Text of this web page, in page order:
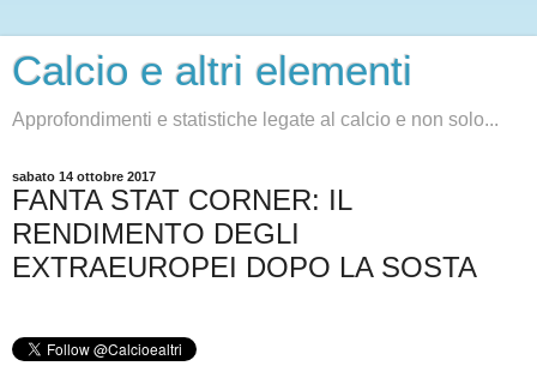
Calcio e altri elementi
Approfondimenti e statistiche legate al calcio e non solo...
sabato 14 ottobre 2017
FANTA STAT CORNER: IL
RENDIMENTO DEGLI
EXTRAEUROPEI DOPO LA SOSTA